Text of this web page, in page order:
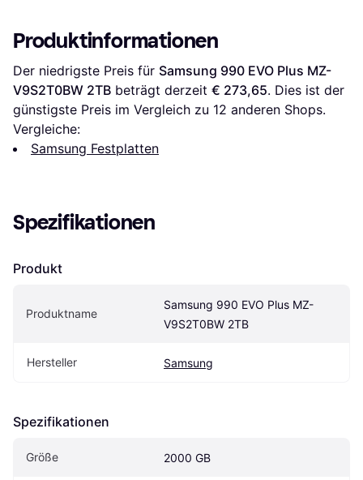
Produktinformationen
Der niedrigste Preis für Samsung 990 EVO Plus MZ-
V9S2T0BW 2TB beträgt derzeit € 273,65. Dies ist der
günstigste Preis im Vergleich zu 12 anderen Shops.
Vergleiche:
Samsung Festplatten
Spezifikationen
Produkt
Produktname
Samsung 990 EVO Plus MZ-
V9S2T0BW 2TB
Hersteller Samsung
Spezifikationen
Größe 2000 GB